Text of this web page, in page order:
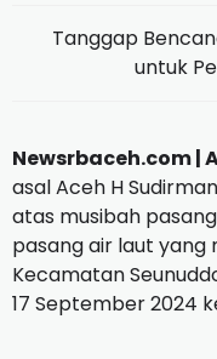
Tanggap
untuk
Newsrbaceh.com |
asal Aceh H
atas musibah
pasang air laut yang
Kecamatan
17 September 2024